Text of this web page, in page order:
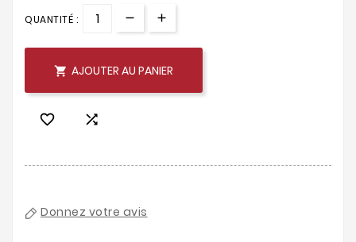
QUANTITÉ :
 AJOUTER AU PANIER
 
Donnez votre avis